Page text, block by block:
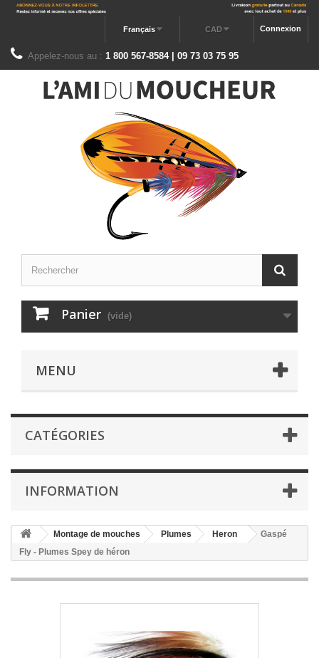
Connexion
CAD
Français
Appelez-nous au : 1 800 567-8584 | 09 73 03 75 95
Panier (vide)
MENU
CATÉGORIES
INFORMATION
Montage de mouches Plumes Heron
Gaspé
Fly - Plumes Spey de héron